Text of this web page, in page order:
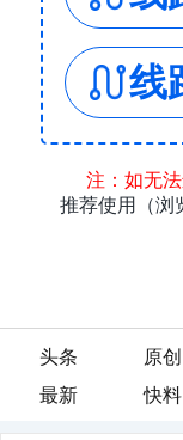
头条 原创
最新
快料